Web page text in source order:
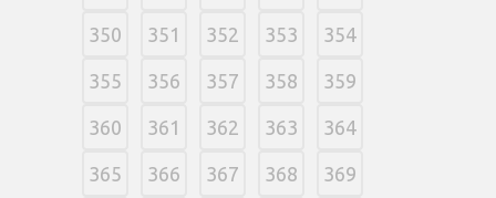
350 351 352 353 354
355 356 357 358 359
360 361 362 363 364
365 366 367 368 369